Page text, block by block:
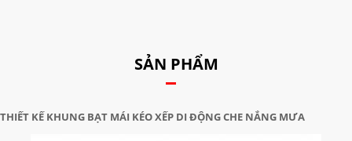
SẢN PHẨM
THIẾT KẾ KHUNG BẠT MÁI KÉO XẾP DI ĐỘNG CHE NẮNG MƯA